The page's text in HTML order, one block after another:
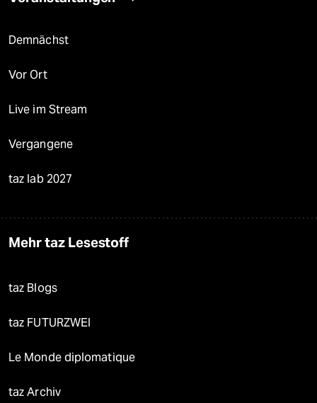
Demnächst
Vor Ort
Live im Stream
Vergangene
taz lab 2027
Mehr taz Lesestoff
taz Blogs
taz FUTURZWEI
Le Monde diplomatique
taz Archiv